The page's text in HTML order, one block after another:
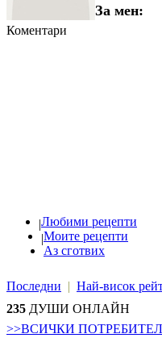
За мен:
Коментари
Любими рецепти
|
Моите рецепти
|
Аз сготвих
Последни | Най-висок
235 ДУШИ ОНЛАЙН
>>ВСИЧКИ